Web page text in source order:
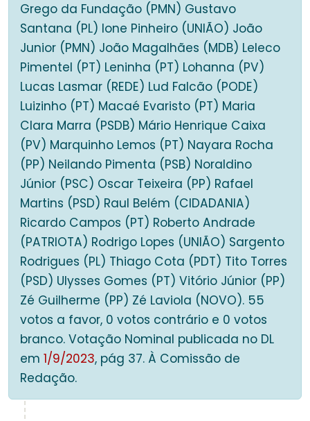
Grego da Fundação (PMN) Gustavo
Santana (PL) Ione Pinheiro (UNIÃO) João
Junior (PMN) João Magalhães (MDB) Leleco
Pimentel (PT) Leninha (PT) Lohanna (PV)
Lucas Lasmar (REDE) Lud Falcão (PODE)
Luizinho (PT) Macaé Evaristo (PT) Maria
Clara Marra (PSDB) Mário Henrique Caixa
(PV) Marquinho Lemos (PT) Nayara Rocha
(PP) Neilando Pimenta (PSB) Noraldino
Júnior (PSC) Oscar Teixeira (PP) Rafael
Martins (PSD) Raul Belém (CIDADANIA)
Ricardo Campos (PT) Roberto Andrade
(PATRIOTA) Rodrigo Lopes (UNIÃO) Sargento
Rodrigues (PL) Thiago Cota (PDT) Tito Torres
(PSD) Ulysses Gomes (PT) Vitório Júnior (PP)
Zé Guilherme (PP) Zé Laviola (NOVO). 55
votos a favor, 0 votos contrário e 0 votos
branco. Votação Nominal publicada no DL
em 1/9/2023, pág 37. À Comissão de
Redação.